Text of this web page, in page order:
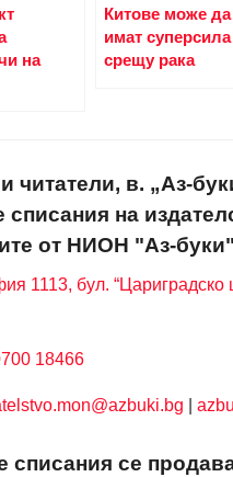
на
Китове може да
имат суперсила
срещу рака
читатели, в. „Аз-
списания на
от НИОН "Аз-
1113, бул.
18466
списания се